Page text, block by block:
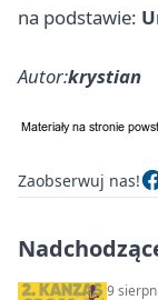
na podstawie:
Autor:krystian
Zaobserwuj nas!
9